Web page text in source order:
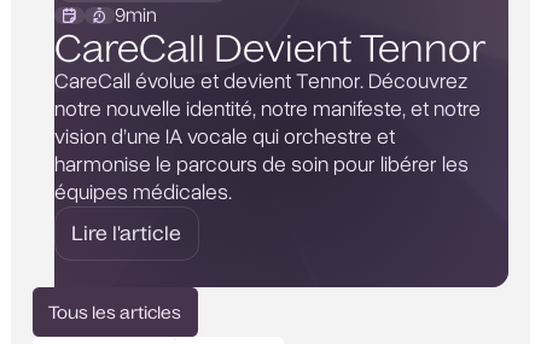
9min
CareCall Devient Tennor
CareCall évolue et devient Tennor. Découvrez
notre nouvelle identité, notre manifeste, et notre
vision d’une IA vocale qui orchestre et
harmonise le parcours de soin pour libérer les
équipes médicales.
Lire l'article
Tous les articles